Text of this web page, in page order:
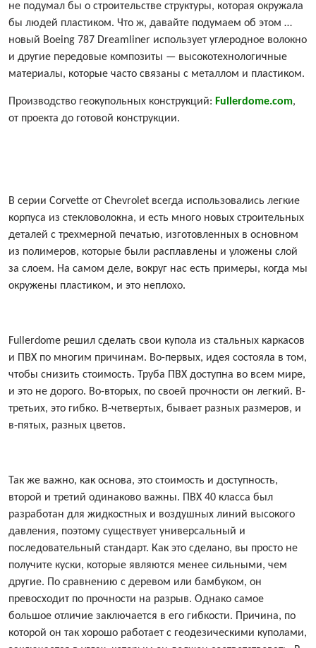
не подумал бы о строительстве структуры, которая окружала
бы людей пластиком. Что ж, давайте подумаем об этом …
новый Boeing 787 Dreamliner использует углеродное волокно
и другие передовые композиты — высокотехнологичные
материалы, которые часто связаны с металлом и пластиком.
Производство геокупольных конструкций: Fullerdome.com,
от проекта до готовой конструкции.
В серии Corvette от Chevrolet всегда использовались легкие
корпуса из стекловолокна, и есть много новых строительных
деталей с трехмерной печатью, изготовленных в основном
из полимеров, которые были расплавлены и уложены слой
за слоем. На самом деле, вокруг нас есть примеры, когда мы
окружены пластиком, и это неплохо.
Fullerdome решил сделать свои купола из стальных каркасов
и ПВХ по многим причинам. Во-первых, идея состояла в том,
чтобы снизить стоимость. Труба ПВХ доступна во всем мире,
и это не дорого. Во-вторых, по своей прочности он легкий. В-
третьих, это гибко. В-четвертых, бывает разных размеров, и
в-пятых, разных цветов.
Так же важно, как основа, это стоимость и доступность,
второй и третий одинаково важны. ПВХ 40 класса был
разработан для жидкостных и воздушных линий высокого
давления, поэтому существует универсальный и
последовательный стандарт. Как это сделано, вы просто не
получите куски, которые являются менее сильными, чем
другие. По сравнению с деревом или бамбуком, он
превосходит по прочности на разрыв. Однако самое
большое отличие заключается в его гибкости. Причина, по
которой он так хорошо работает с геодезическими куполами,